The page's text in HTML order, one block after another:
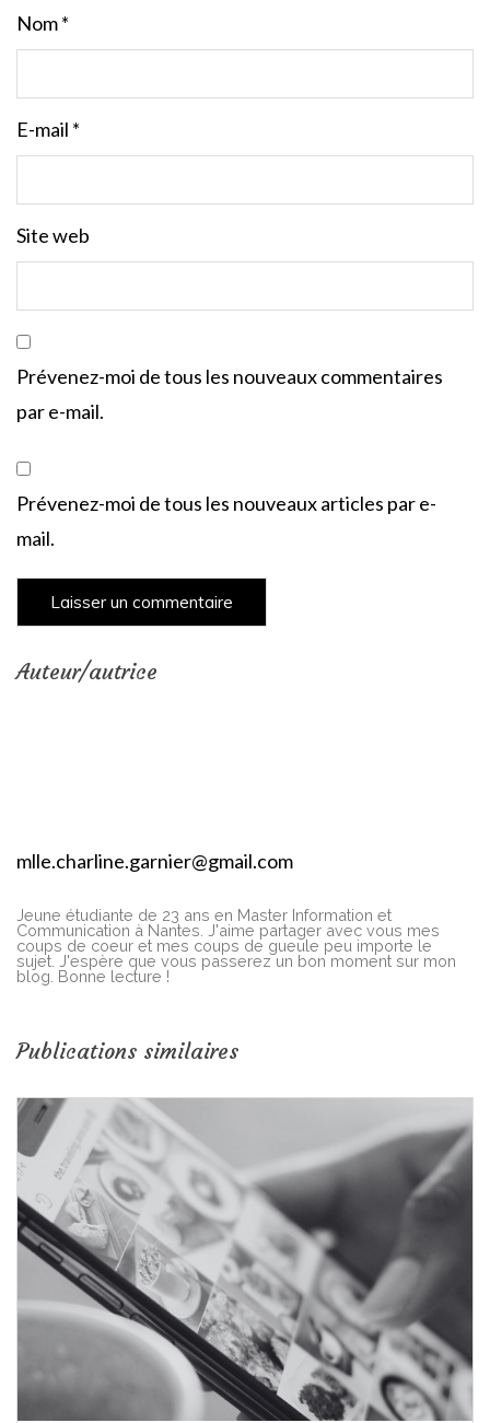
Nom*
E-mail *
Site web
Prévenez-moi de tous les nouveaux commentaires
par e-mail.
Prévenez-moi de tous les nouveaux articles par e-
mail.
Auteur/autrice
mlle.charline.garnier@gmail.com
Jeune étudiante de 23 ans en Master Information et
Communication à Nantes. J'aime partager avec vous mes
coups de coeur et mes coups de gueule peu importe le
sujet. J'espère que vous passerez un bon moment sur mon
blog. Bonne lecture !
Publications similaires